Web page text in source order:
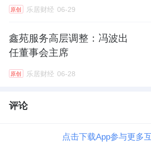
有一次因为楼上漏水问题，两户
请两家人坐下来喝茶沟通。“其
的人，只是缺少沟通渠道。”她
解后，两家人反而成了朋友，还
“物业工作的核心是‘服务’，但最
结’。”赵艳颖总结道，“当我们帮
原创 乐居财经 06-29
鑫苑服务高层调整：冯波出
任董事会主席
原创 乐居财经 06-28
评论
点击下载App参与更多